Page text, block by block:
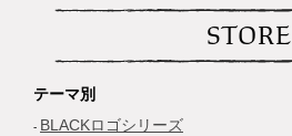
STORE
テーマ別
BLACKロゴシリーズ